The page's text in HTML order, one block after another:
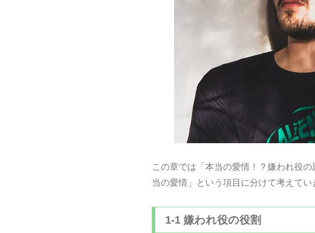
この章では「本当の愛情！？嫌われ役
当の愛情」という項目に分けて考えてい
1-1 嫌われ役の役割